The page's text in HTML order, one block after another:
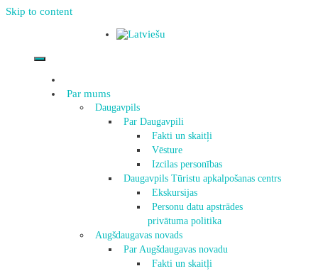
Skip to content
Par mums
Daugavpils
Par Daugavpili
Fakti un skaitļi
Vēsture
Izcilas personības
Daugavpils Tūristu apkalpošanas centrs
Ekskursijas
Personu datu apstrādes
privātuma politika
Augšdaugavas novads
Par Augšdaugavas novadu
Fakti un skaitļi